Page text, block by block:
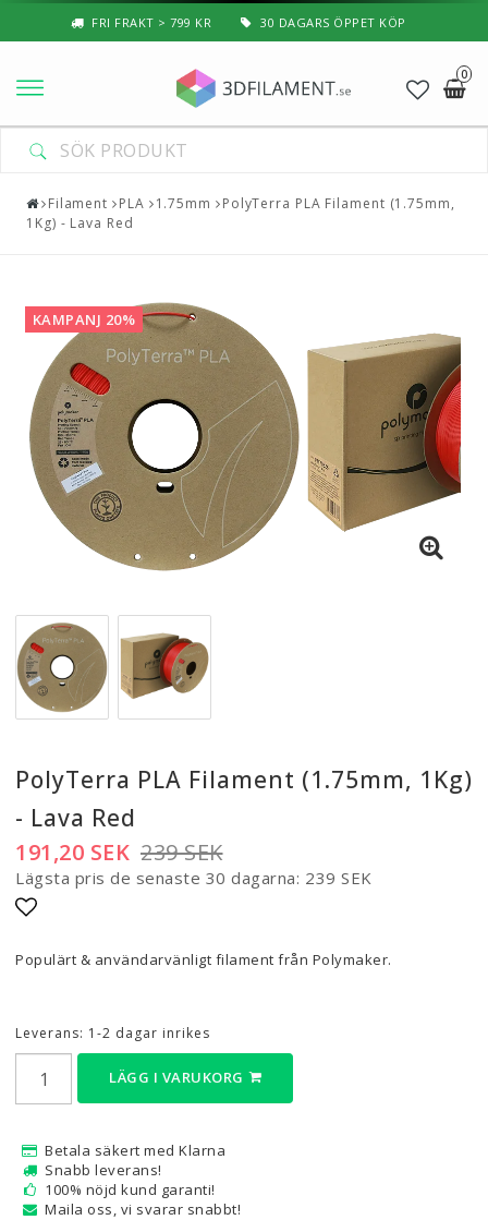
FRI FRAKT > 799 KR 30 DAGARS ÖPPET KÖP
0
Nyheter & Populärt
Filament
3D-Skrivare — Tillbehör
3D-Skrivare — Delar
Resin
3D-Pennor & Tillbehör
Filament PLA 1.75mm
PolyTerra PLA Filament (1.75mm,
1Kg) - Lava Red
KAMPANJ 20%
PolyTerra PLA Filament (1.75mm, 1Kg)
- Lava Red
239 SEK
191,20 SEK
Lägsta pris de senaste 30 dagarna 239 SEK
Populärt & användarvänligt filament från Polymaker.
Leverans: 1-2 dagar inrikes
LÄGG I VARUKORG
Betala säkert med Klarna
Snabb leverans!
100% nöjd kund garanti!
Maila oss, vi svarar snabbt!